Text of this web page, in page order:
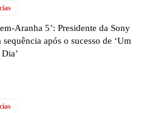
Aranha 5’: Presidente da Sony
sequência após o sucesso de ‘Um